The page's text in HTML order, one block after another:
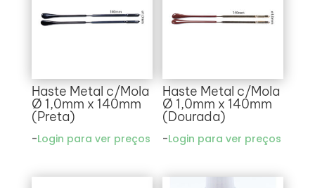
Haste Metal c/Mola
Ø 1,0mm x 140mm
(Preta)
-Login para ver preços
Haste Metal c/Mola
Ø 1,0mm x 140mm
(Dourada)
-Login para ver preços